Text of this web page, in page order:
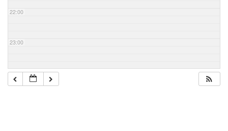
22:00
23:00